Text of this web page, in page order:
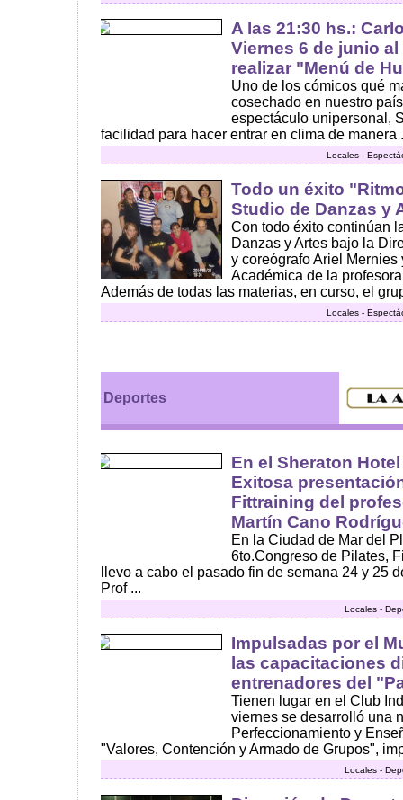
A las 21:30 hs.:
Viernes 6 de junio
realizar "Menú de
Uno de los cómicos qué
cosechado en nuestro
espectáculo unipersonal,
facilidad para hacer entrar en clima de manera
Locales -
Todo un éxito
Studio de Danzas y
Con todo éxito continúan
Danzas y Artes bajo la
y coreógrafo Ariel
Académica de la
Además de todas las materias, en curso, el
Locales -
Deportes
En el Sheraton
Exitosa
Fittraining del
Martín Cano
En la Ciudad de Mar del
6to.Congreso de Pilates,
llevo a cabo el pasado fin de semana 24 y 25
Prof ...
Locales -
Impulsadas por el
las capacitaciones
entrenadores del
Tienen lugar en el Club
viernes se desarrolló una
Perfeccionamiento y
"Valores, Contención y Armado de Grupos",
Locales -